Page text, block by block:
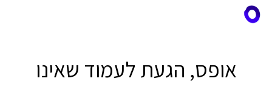
אופס, הגעת לעמוד שאינו